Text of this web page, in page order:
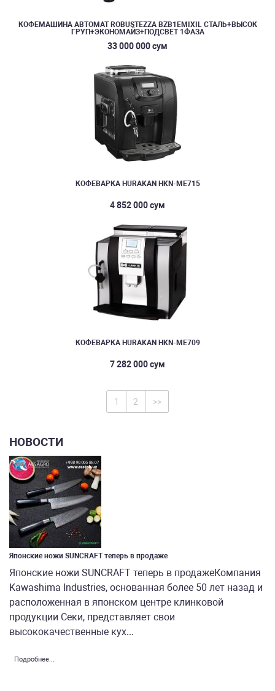
КОФЕМАШИНА АВТОМАТ ROBUSTEZZA BZB1EMIXIL СТАЛЬ+ВЫСОК
ГРУП+ЭКОНОМАЙЗ+ПОДСВЕТ 1ФАЗА
33 000 000 сум
КОФЕВАРКА HURAKAN HKN-ME715
4 852 000 сум
КОФЕВАРКА HURAKAN HKN-ME709
7 282 000 сум
1 2 >>
НОВОСТИ
Японские ножи SUNCRAFT теперь в продаже
Японские ножи SUNCRAFT теперь в продажеКомпания
Kawashima Industries, основанная более 50 лет назад и
расположенная в японском центре клинковой
продукции Секи, представляет свои
высококачественные кух...
Подробнее...